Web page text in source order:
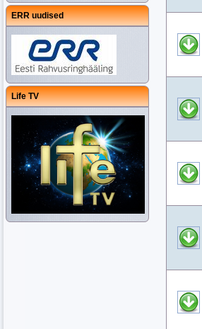
ERR uudised
Life TV